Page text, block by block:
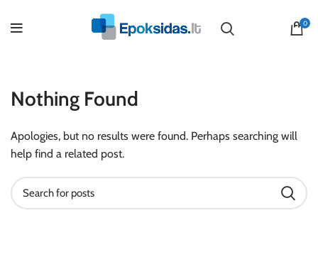
0
Nothing Found
Apologies, but no results were found. Perhaps searching will
help find a related post.